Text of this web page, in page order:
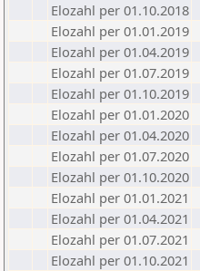
Elozahl per 01.10.2018
Elozahl per 01.01.2019
Elozahl per 01.04.2019
Elozahl per 01.07.2019
Elozahl per 01.10.2019
Elozahl per 01.01.2020
Elozahl per 01.04.2020
Elozahl per 01.07.2020
Elozahl per 01.10.2020
Elozahl per 01.01.2021
Elozahl per 01.04.2021
Elozahl per 01.07.2021
Elozahl per 01.10.2021